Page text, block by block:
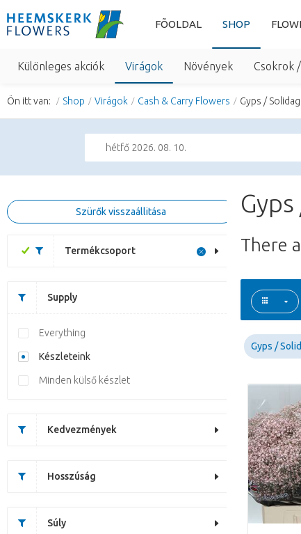
FÕOLDAL SHOP
Különleges akciók Virágok Növények Csokrok
Ön itt van: Shop Virágok Cash & Carry Flowers Gyps /
hétfő 2026. 08. 10.
Szürők visszaállitása
Termékcsoport
Supply
Everything
Készleteink
Minden külső készlet
Kedvezmények
Hosszúság
Súly
There
Gyps /